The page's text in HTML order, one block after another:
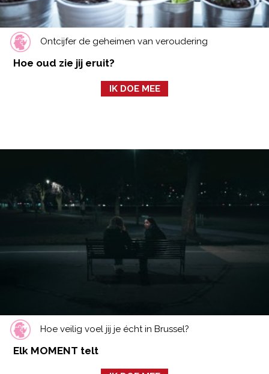
Ontcijfer de geheimen van veroudering
Hoe oud zie jij eruit?
IK DOE MEE
Hoe veilig voel jij je écht in Brussel?
Elk MOMENT telt